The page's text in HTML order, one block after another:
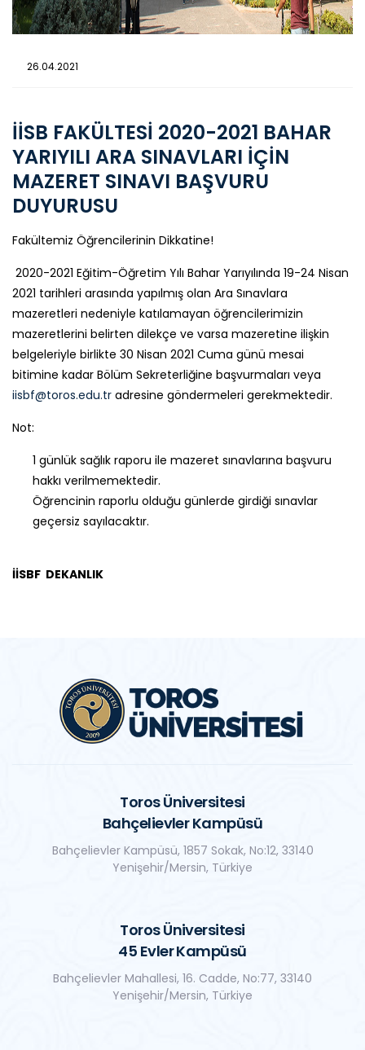
26.04.2021
İİSB FAKÜLTESİ 2020-2021 BAHAR
YARIYILI ARA SINAVLARI İÇİN
MAZERET SINAVI BAŞVURU
DUYURUSU
Fakültemiz Öğrencilerinin Dikkatine!
2020-2021 Eğitim-Öğretim Yılı Bahar Yarıyılında 19-24 Nisan
2021 tarihleri arasında yapılmış olan Ara Sınavlara
mazeretleri nedeniyle katılamayan öğrencilerimizin
mazeretlerini belirten dilekçe ve varsa mazeretine ilişkin
belgeleriyle birlikte 30 Nisan 2021 Cuma günü mesai
bitimine kadar Bölüm Sekreterliğine başvurmaları veya
iisbf@toros.edu.tr adresine göndermeleri gerekmektedir.
Not:
1 günlük sağlık raporu ile mazeret sınavlarına başvuru
hakkı verilmemektedir.
Öğrencinin raporlu olduğu günlerde girdiği sınavlar
geçersiz sayılacaktır.
İİSBF DEKANLIK
Toros Üniversitesi
Bahçelievler Kampüsü
Bahçelievler Kampüsü, 1857 Sokak, No:12, 33140
Yenişehir/Mersin, Türkiye
Toros Üniversitesi
45 Evler Kampüsü
Bahçelievler Mahallesi, 16. Cadde, No:77, 33140
Yenişehir/Mersin, Türkiye